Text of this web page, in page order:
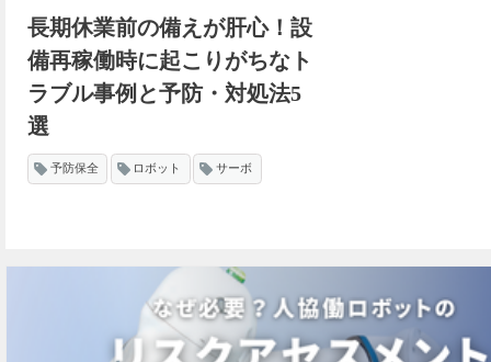
長期休業前の備えが肝心！設
備再稼働時に起こりがちなト
ラブル事例と予防・対処法5
選
予防保全 ロボット サーボ